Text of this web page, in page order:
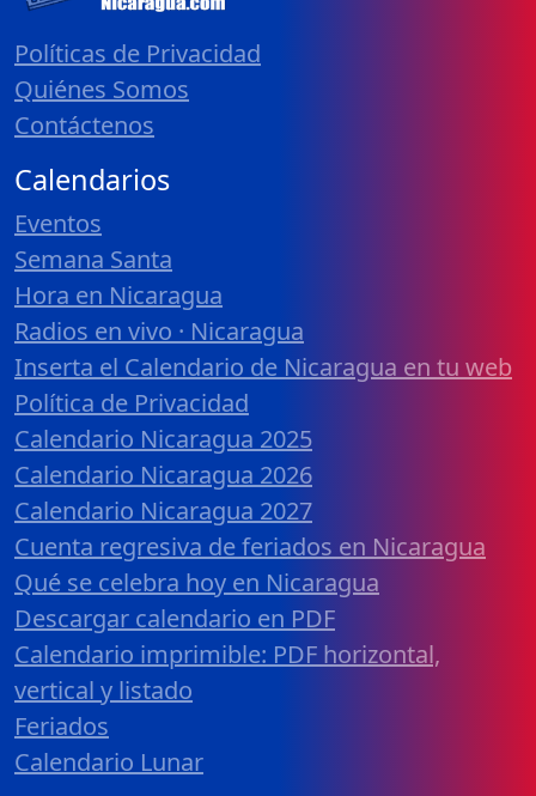
Políticas de Privacidad
Quiénes Somos
Contáctenos
Calendarios
Eventos
Semana Santa
Hora en Nicaragua
Radios en vivo · Nicaragua
Inserta el Calendario de Nicaragua en tu web
Política de Privacidad
Calendario Nicaragua 2025
Calendario Nicaragua 2026
Calendario Nicaragua 2027
Cuenta regresiva de feriados en Nicaragua
Qué se celebra hoy en Nicaragua
Descargar calendario en PDF
Calendario imprimible: PDF horizontal,
vertical y listado
Feriados
Calendario Lunar